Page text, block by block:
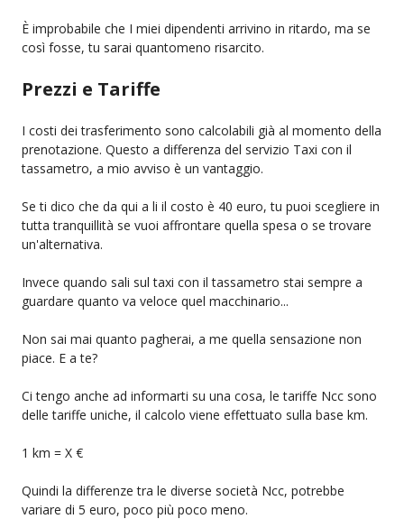
È improbabile che I miei dipendenti arrivino in ritardo, ma se
così fosse, tu sarai quantomeno risarcito.
Prezzi e Tariffe
I costi dei trasferimento sono calcolabili già al momento della
prenotazione. Questo a differenza del servizio Taxi con il
tassametro, a mio avviso è un vantaggio.
Se ti dico che da qui a li il costo è 40 euro, tu puoi scegliere in
tutta tranquillità se vuoi affrontare quella spesa o se trovare
un'alternativa.
Invece quando sali sul taxi con il tassametro stai sempre a
guardare quanto va veloce quel macchinario...
Non sai mai quanto pagherai, a me quella sensazione non
piace. E a te?
Ci tengo anche ad informarti su una cosa, le tariffe Ncc sono
delle tariffe uniche, il calcolo viene effettuato sulla base km.
1 km = X €
Quindi la differenze tra le diverse società Ncc, potrebbe
variare di 5 euro, poco più poco meno.